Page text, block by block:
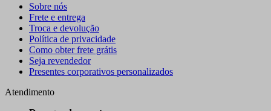
Sobre nós
Frete e entrega
Troca e devolução
Política de privacidade
Como obter frete grátis
Seja revendedor
Presentes corporativos personalizados
Atendimento